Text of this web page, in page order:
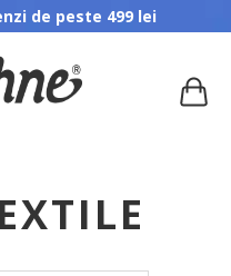
de peste 499 lei